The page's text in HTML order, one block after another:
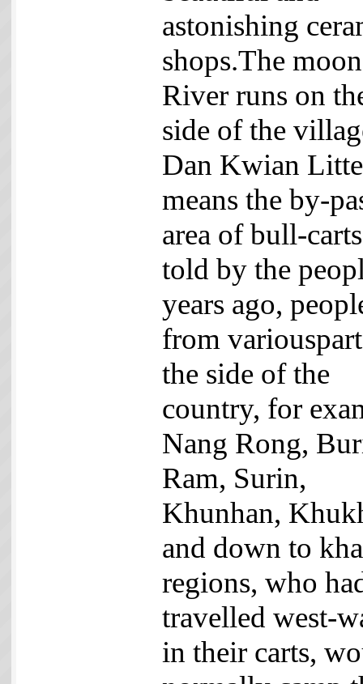
astonishing
shops.The moon
River runs on
side of the
Dan Kwian
means the by-
area of bull-
told by the
years ago,
from
the side of the
country, for
Nang Rong,
Ram, Surin,
Khunhan,
and down to
regions, who
travelled west-
in their carts,